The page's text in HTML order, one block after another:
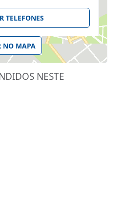
TELEFONES
NO MAPA
NESTE